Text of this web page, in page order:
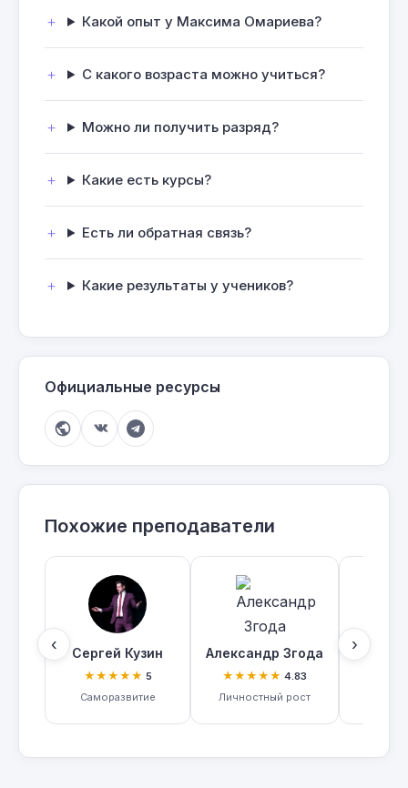
Какой опыт у Максима Омариева?
С какого возраста можно учиться?
Можно ли получить разряд?
Какие есть курсы?
Есть ли обратная связь?
Какие результаты у учеников?
Официальные ресурсы
Похожие преподаватели
‹ Сергей Кузин
★★★★★ 5
Саморазвитие
Александр Згода
★★★★★ 4.83
Личностный рост
Мария
›